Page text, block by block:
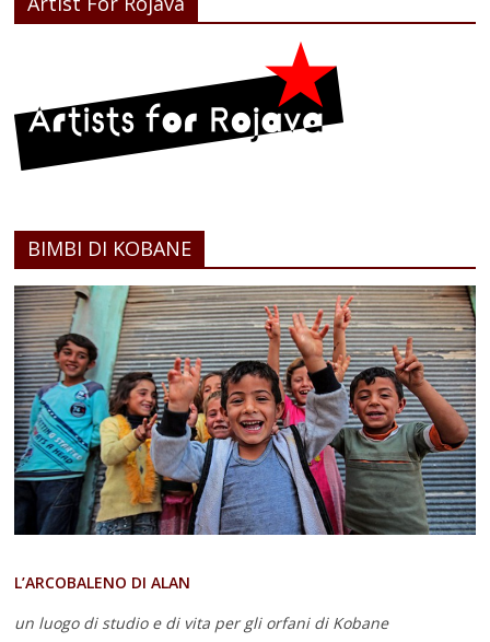
BIMBI DI KOBANE
L’ARCOBALENO DI ALAN
un luogo di studio e di vita per gli orfani di Kobane